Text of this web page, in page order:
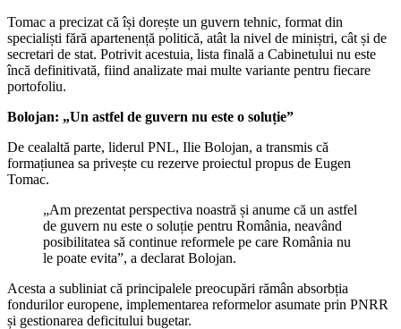
Tomac a precizat că își dorește un guvern tehnic, format din
specialiști fără apartenență politică, atât la nivel de miniștri, cât și de
secretari de stat. Potrivit acestuia, lista finală a Cabinetului nu este
încă definitivată, fiind analizate mai multe variante pentru fiecare
portofoliu.
Bolojan: „Un astfel de guvern nu este o soluție”
De cealaltă parte, liderul PNL, Ilie Bolojan, a transmis că
formațiunea sa privește cu rezerve proiectul propus de Eugen
Tomac.
„Am prezentat perspectiva noastră și anume că un astfel
de guvern nu este o soluție pentru România, neavând
posibilitatea să continue reformele pe care România nu
le poate evita”, a declarat Bolojan.
Acesta a subliniat că principalele preocupări rămân absorbția
fondurilor europene, implementarea reformelor asumate prin PNRR
și gestionarea deficitului bugetar.